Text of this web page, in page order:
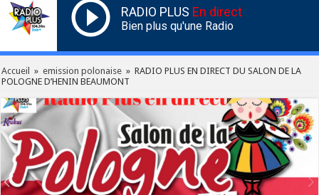
RADIO PLUS En direct
Bien plus qu'une Radio
Accueil » emission polonaise » RADIO PLUS EN DIRECT DU SALON DE LA
POLOGNE D’HENIN BEAUMONT